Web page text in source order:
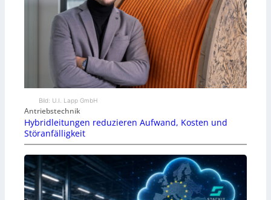
Bild: U.I. Lapp GmbH
Antriebstechnik
Hybridleitungen reduzieren Aufwand, Kosten und
Störanfälligkeit